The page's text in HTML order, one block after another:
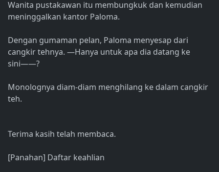
Wanita pustakawan itu membungkuk dan kemudian
meninggalkan kantor Paloma.
Dengan gumaman pelan, Paloma menyesap dari
cangkir tehnya. —Hanya untuk apa dia datang ke
sini――?
Monolognya diam-diam menghilang ke dalam cangkir
teh.
Terima kasih telah membaca.
[Panahan] Daftar keahlian